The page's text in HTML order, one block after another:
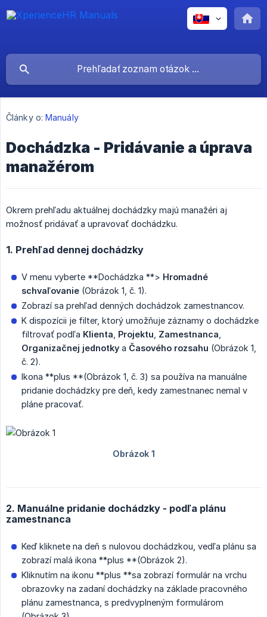
Články o: Manuály
Dochádzka - Pridávanie a úprava
manažérom
Okrem prehľadu aktuálnej dochádzky majú manažéri aj
možnosť pridávať a upravovať dochádzku.
1. Prehľad dennej dochádzky
V menu vyberte **Dochádzka **> Hromadné
schvaľovanie (Obrázok 1, č. 1).
Zobrazí sa prehľad denných dochádzok zamestnancov.
K dispozícii je filter, ktorý umožňuje záznamy o dochádzke
filtrovať podľa Klienta Projektu Zamestnanca
Organizačnej jednotky a Časového rozsahu (Obrázok 1,
č. 2).
Ikona **plus **(Obrázok 1, č. 3) sa používa na manuálne
pridanie dochádzky pre deň, kedy zamestnanec nemal v
pláne pracovať.
2. Manuálne pridanie dochádzky - podľa plánu
zamestnanca
Keď kliknete na deň s nulovou dochádzkou, vedľa plánu sa
zobrazí malá ikona **plus **(Obrázok 2).
Kliknutím na ikonu **plus **sa zobrazí formulár na vrchu
obrazovky na zadaní dochádzky na základe pracovného
plánu zamestnanca, s predvyplneným formulárom